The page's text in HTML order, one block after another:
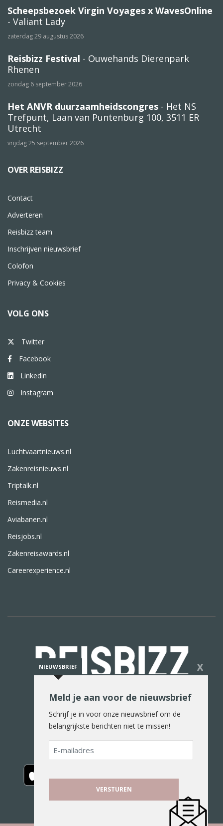
Scheepsbezoek Virgin Voyages x WavesOnline
- Valiant Lady
zaterdag 29 augustus 2026
Reisbizz Festival - Ouwehands Dierenpark
Rhenen
zondag 6 september 2026
Het ANVR duurzaamheidscongres - Het NS
Trefpunt, Laan van Puntenburg 100, 3511 ER
Utrecht
vrijdag 25 september 2026
OVER REISBIZZ
Contact
Adverteren
Reisbizz team
Inschrijven nieuwsbrief
Colofon
Privacy & Cookies
VOLG ONS
Twitter
Facebook
Linkedin
Instagram
ONZE WEBSITES
Luchtvaartnieuws.nl
Zakenreisnieuws.nl
Triptalk.nl
Reismedia.nl
Aviabanen.nl
Reisjobs.nl
Zakenreisawards.nl
Careerexperience.nl
De reiswereld in woord en beeld
NIEUWSBRIEF X
Meld je aan voor de nieuwsbrief
Schrijf je in voor onze nieuwsbrief om de
belangrijkste berichten niet te missen!
E-
mailadres